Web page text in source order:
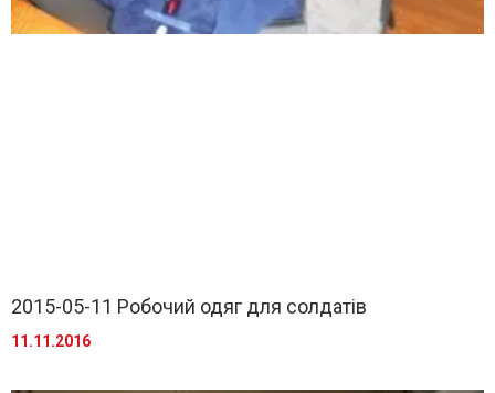
2015-05-11 Робочий одяг для солдатів
11.11.2016